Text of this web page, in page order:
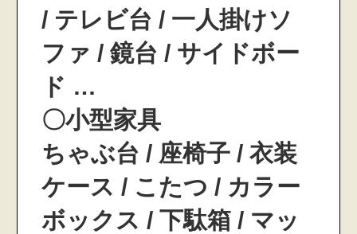
/ テレビ台 / 一人掛けソ
ファ / 鏡台 / サイドボー
ド …
〇小型家具
ちゃぶ台 / 座椅子 / 衣装
ケース / こたつ / カラー
ボックス / 下駄箱 / マッ